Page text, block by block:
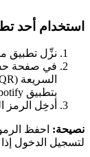
استخدام أحد
نزِّل تطبيق
بتطبيق Spotify.
أدخِل الرمز
نصيحة: احفظ
لتسجيل الدخول